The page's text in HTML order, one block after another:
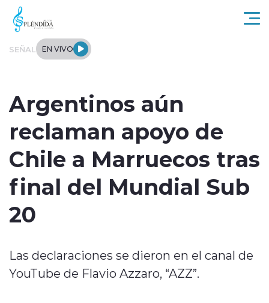
Click acá para ir directamente al contenido
SEÑAL EN VIVO
Regional
Tendencias
Internacional
Argentinos aún
reclaman apoyo de
Chile a Marruecos tras
final del Mundial Sub
20
Las declaraciones se dieron en el canal de
YouTube de Flavio Azzaro, “AZZ”.